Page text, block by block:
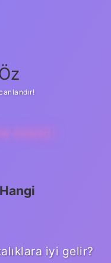
HANGI
iyi gelir?